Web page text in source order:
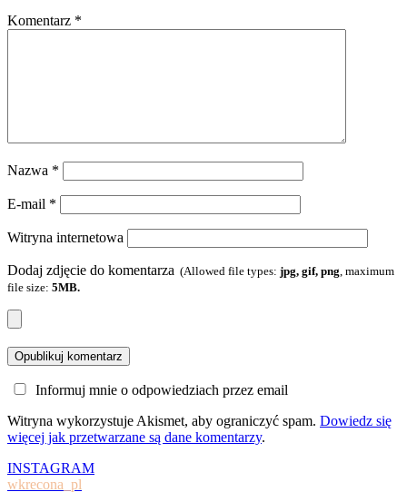
Komentarz *
Nazwa *
E-mail *
Witryna internetowa
Dodaj zdjęcie do komentarza (Allowed file types: jpg, gif, png, maximum
file size: 5MB.
Informuj mnie o odpowiedziach przez email
Witryna wykorzystuje Akismet, aby ograniczyć spam. Dowiedz się
więcej jak przetwarzane są dane komentarzy.
INSTAGRAM
wkrecona_pl